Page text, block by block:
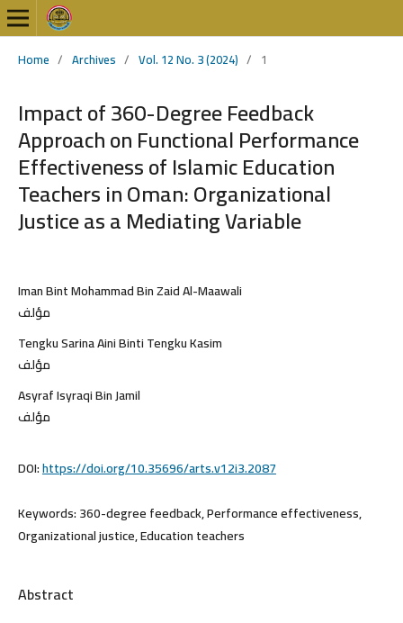
Home / Archives / Vol. 12 No. 3 (2024) / 1
Impact of 360-Degree Feedback
Approach on Functional Performance
Effectiveness of Islamic Education
Teachers in Oman: Organizational
Justice as a Mediating Variable
Iman Bint Mohammad Bin Zaid Al-Maawali
مؤلف
Tengku Sarina Aini Binti Tengku Kasim
مؤلف
Asyraf Isyraqi Bin Jamil
مؤلف
DOI:https://doi.org/10.35696/arts.v12i3.2087
Keywords:360-degree feedback, Performance effectiveness,
Organizational justice, Education teachers
Abstract